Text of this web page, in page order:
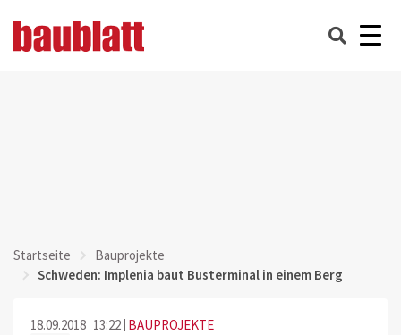
Startseite
Bauprojekte
Schweden: Implenia baut Busterminal in einem Berg
18.09.2018 13:22 BAUPROJEKTE